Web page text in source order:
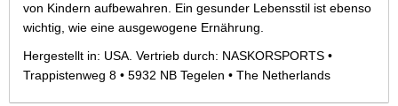
von Kindern aufbewahren. Ein gesunder Lebensstil ist ebenso
wichtig, wie eine ausgewogene Ernährung.
Hergestellt in: USA. Vertrieb durch: NASKORSPORTS •
Trappistenweg 8 • 5932 NB Tegelen • The Netherlands